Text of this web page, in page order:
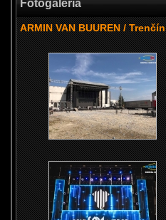
Fotogaléria
ARMIN VAN BUUREN / Trenčín